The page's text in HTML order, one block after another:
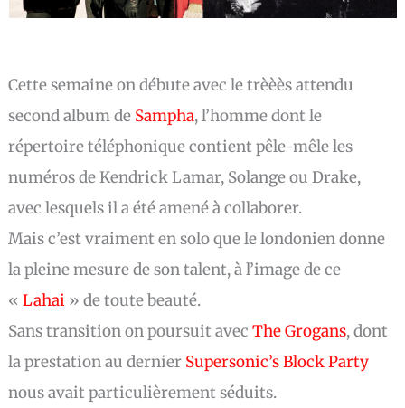
Cette semaine on débute avec le trèèès attendu
second album de Sampha, l’homme dont le
répertoire téléphonique contient pêle-mêle les
numéros de Kendrick Lamar, Solange ou Drake,
avec lesquels il a été amené à collaborer.
Mais c’est vraiment en solo que le londonien donne
la pleine mesure de son talent, à l’image de ce
«Lahai » de toute beauté.
Sans transition on poursuit avecThe Grogans, dont
la prestation au dernier Supersonic’s Block Party
nous avait particulièrement séduits.